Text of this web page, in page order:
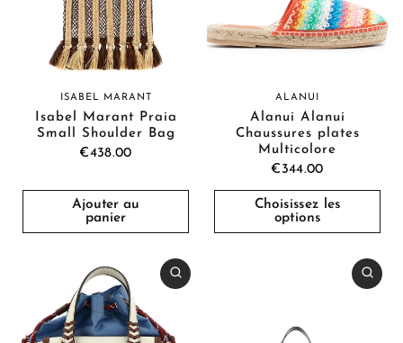
ISABEL MARANT
Isabel Marant Praia
Small Shoulder Bag
€438.00
Ajouter au
panier
ALANUI
Alanui Alanui
Chaussures plates
Multicolore
€344.00
Choisissez les
options